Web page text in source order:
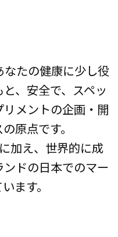
なたの健康に少し役
、安全で、スペッ
メントの企画・開
原点です。
加え、世界的に成
ドの日本でのマー
ます。